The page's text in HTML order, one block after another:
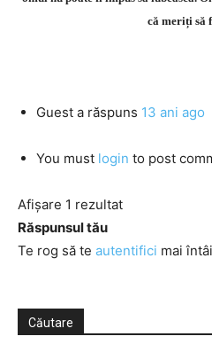
că meriți să
Guest a răspuns 13 ani ago
You must login to post
Afișare 1 rezultat
Răspunsul tău
Te rog să te autentifici mai
Căutare